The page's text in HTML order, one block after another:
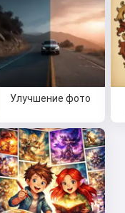
Улучшение фото